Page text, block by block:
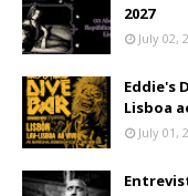
2027
July 02,
Eddie's
Lisboa
July 01,